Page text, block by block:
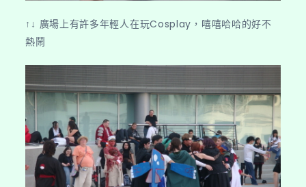
↑↓ 廣場上有許多年輕人在玩Cosplay，嘻嘻哈哈的好不
熱鬧